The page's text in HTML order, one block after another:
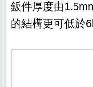
鈑件厚度由
的結構更可低於